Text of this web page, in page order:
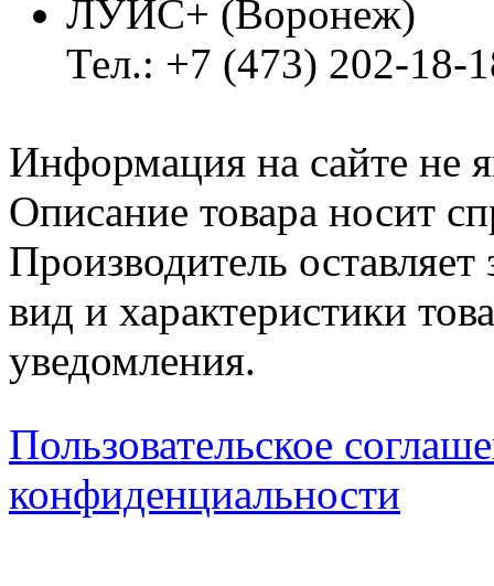
ЛУИС+ (Воронеж)
Тел.: +7 (473) 202-18-
Информация на сайте не
Описание товара носит
Производитель
вид и характеристики
уведомления.
Пользовательское
конфиденциальности